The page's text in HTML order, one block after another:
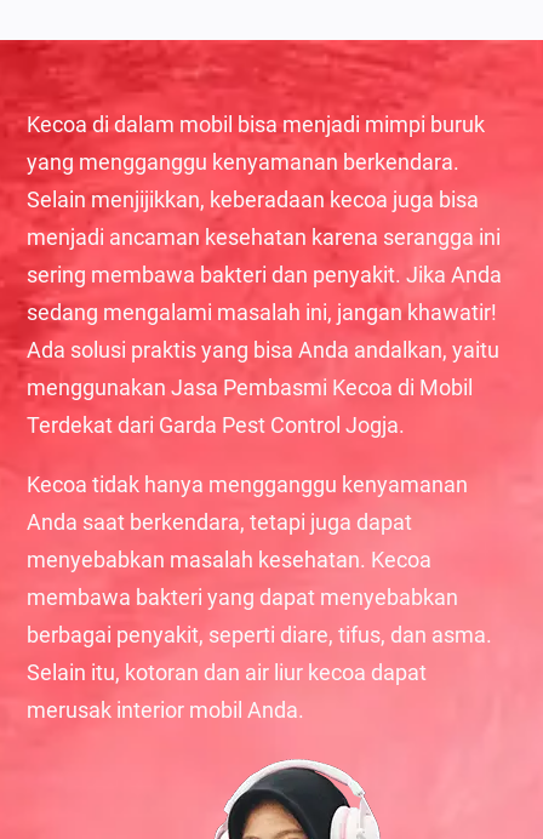
Kecoa di dalam mobil bisa menjadi mimpi buruk
yang mengganggu kenyamanan berkendara.
Selain menjijikkan, keberadaan kecoa juga bisa
menjadi ancaman kesehatan karena serangga ini
sering membawa bakteri dan penyakit. Jika Anda
sedang mengalami masalah ini, jangan khawatir!
Ada solusi praktis yang bisa Anda andalkan, yaitu
menggunakan Jasa Pembasmi Kecoa di Mobil
Terdekat dari Garda Pest Control Jogja.
Kecoa tidak hanya mengganggu kenyamanan
Anda saat berkendara, tetapi juga dapat
menyebabkan masalah kesehatan. Kecoa
membawa bakteri yang dapat menyebabkan
berbagai penyakit, seperti diare, tifus, dan asma.
Selain itu, kotoran dan air liur kecoa dapat
merusak interior mobil Anda.